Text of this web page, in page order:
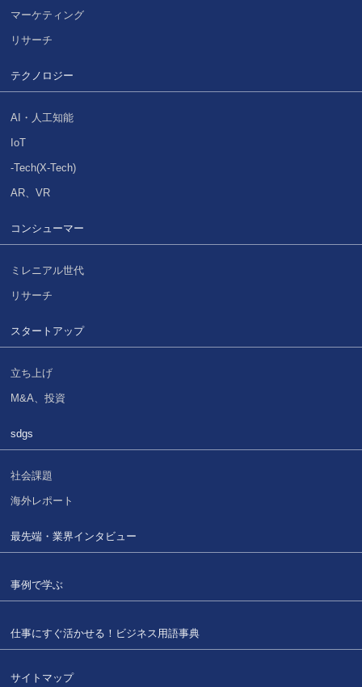
マーケティング
リサーチ
テクノロジー
AI・人工知能
IoT
-Tech(X-Tech)
AR、VR
コンシューマー
ミレニアル世代
リサーチ
スタートアップ
立ち上げ
M&A、投資
sdgs
社会課題
海外レポート
最先端・業界インタビュー
事例で学ぶ
仕事にすぐ活かせる！ ビジネス用語事典
サイトマップ